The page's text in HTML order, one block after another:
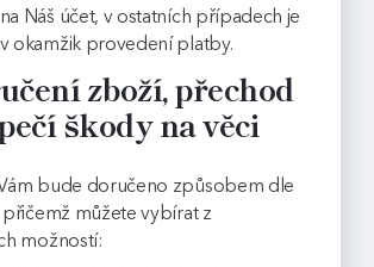
Náš účet, v ostatních případech je
okamžik provedení platby.
zboží, přechod
škody na věci
bude doručeno způsobem dle
přičemž můžete vybírat z
možností: